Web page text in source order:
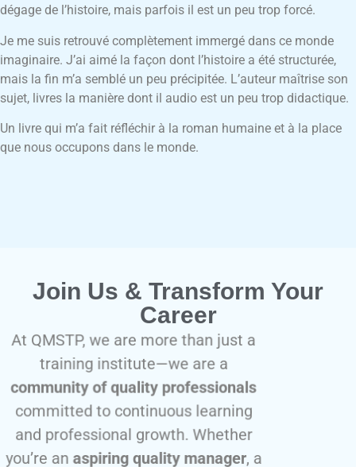
dégage de l’histoire, mais parfois il est un peu trop forcé.
Je me suis retrouvé complètement immergé dans ce monde
imaginaire. J’ai aimé la façon dont l’histoire a été structurée,
mais la fin m’a semblé un peu précipitée. L’auteur maîtrise son
sujet, livres la manière dont il audio est un peu trop didactique.
Un livre qui m’a fait réfléchir à la roman humaine et à la place
que nous occupons dans le monde.
Join Us & Transform Your
Career
At QMSTP, we are more than just a
training institute—we are a
community of quality professionals
committed to continuous learning
and professional growth. Whether
you’re an aspiring quality manager, a